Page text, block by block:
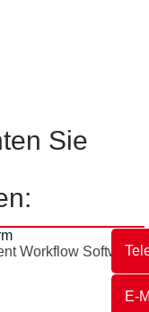
E-
Sie
Workflow Software